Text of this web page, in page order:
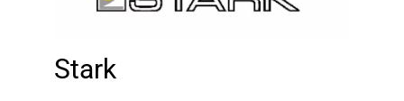
Stark